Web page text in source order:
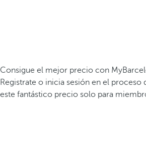
Consigue el mejor precio con
Registrate o inicia sesión en el proceso
este fantástico precio solo para